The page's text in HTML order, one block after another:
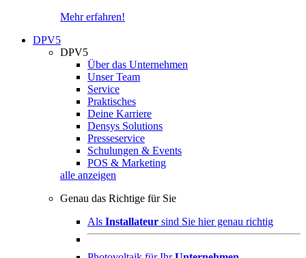
Mehr erfahren!
DPV5
DPV5
Über das Unternehmen
Unser Team
Service
Praktisches
Deine Karriere
Densys Solutions
Presseservice
Schulungen & Events
POS & Marketing
alle anzeigen
Genau das Richtige für Sie
Als Installateur sind Sie hier genau richtig